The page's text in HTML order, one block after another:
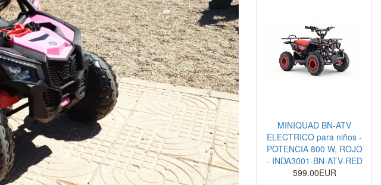
MINIQUAD BN-ATV
ELECTRICO para niños -
POTENCIA 800 W, ROJO
- INDA3001-BN-ATV-RED
599.00EUR